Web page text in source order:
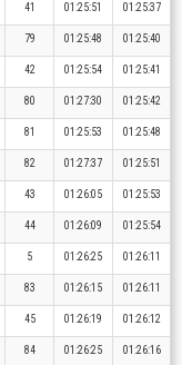
41 01:25:51 01:25:37
79 01:25:48 01:25:40
42 01:25:54 01:25:41
80 01:27:30 01:25:42
81 01:25:53 01:25:48
82 01:27:37 01:25:51
43 01:26:05 01:25:53
44 01:26:09 01:25:54
5 01:26:25 01:26:11
83 01:26:15 01:26:11
45 01:26:19 01:26:12
84 01:26:25 01:26:16